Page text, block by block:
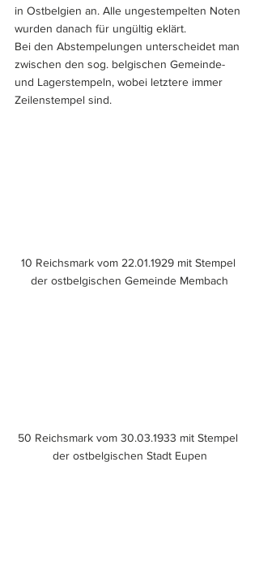
in Ostbelgien an. Alle ungestempelten Noten
wurden danach für ungültig eklärt.
Bei den Abstempelungen unterscheidet man
zwischen den sog. belgischen Gemeinde-
und Lagerstempeln, wobei letztere immer
Zeilenstempel sind.
10 Reichsmark vom 22.01.1929 mit Stempel
der ostbelgischen Gemeinde Membach
50 Reichsmark vom 30.03.1933 mit Stempel
der ostbelgischen Stadt Eupen